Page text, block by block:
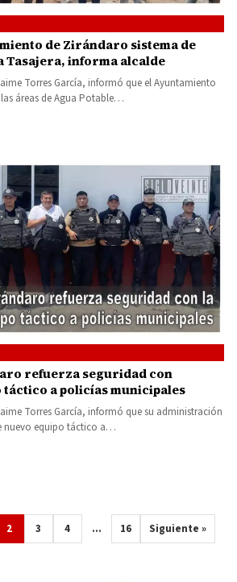
de Zirándaro sistema de
Tasajera, informa alcalde
Torres García, informó que el Ayuntamiento
áreas de Agua Potable…
refuerza seguridad con
táctico a policías municipales
Torres García, informó que su administración
nuevo equipo táctico a…
2 3 4 … 16 Siguiente »